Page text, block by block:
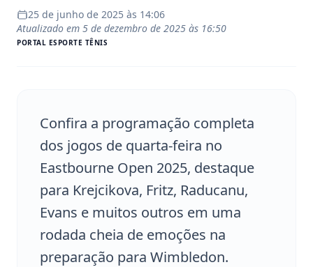
25 de junho de 2025 às 14:06
Atualizado em 5 de dezembro de 2025 às 16:50
PORTAL ESPORTE TÊNIS
Confira a programação completa
dos jogos de quarta-feira no
Eastbourne Open 2025, destaque
para Krejcikova, Fritz, Raducanu,
Evans e muitos outros em uma
rodada cheia de emoções na
preparação para Wimbledon.